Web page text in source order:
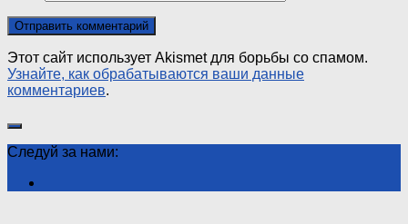
Этот сайт использует Akismet для борьбы со спамом.
Узнайте, как обрабатываются ваши данные
комментариев.
Следуй за нами: